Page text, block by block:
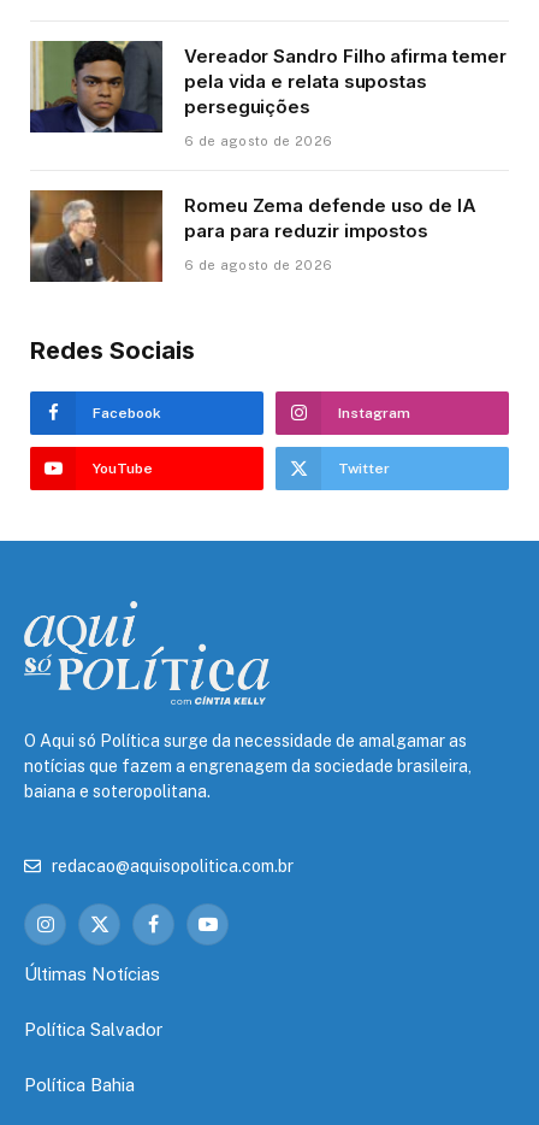
Vereador Sandro Filho afirma temer
pela vida e relata supostas
perseguições
6 de agosto de 2026
Romeu Zema defende uso de IA
para para reduzir impostos
6 de agosto de 2026
Redes Sociais
Facebook Instagram
YouTube Twitter
O Aqui só Política surge da necessidade de amalgamar as
notícias que fazem a engrenagem da sociedade brasileira,
baiana e soteropolitana.
redacao@aquisopolitica.com.br
Instagram
X
FacebookYouTube
Últimas Notícias
Política Salvador
Política Bahia